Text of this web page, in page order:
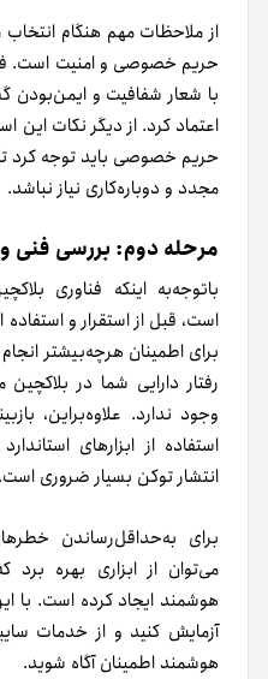
از ملاحظات مهم هنگام
حریم خصوصی و امنیت است.
با شعار شفافیت و
اعتماد کرد. از دیگر نکات
حریم خصوصی باید توجه کرد
مجدد و دوباره‌کاری نیاز نباشد.
مرحله دوم: بررسی فنی و
با‌توجه‌به اینکه فناوری
است، قبل از استقرار و استفاده
برای اطمینان هر‌چه‌بیشتر
رفتار دارایی شما در
وجود ندارد. علاوه‌براین،
استفاده از ابزارهای
انتشار توکن بسیار ضروری است.
برای به‌حداقل‌رساندن
هوشمند ایجاد کرده است. با
آزمایش کنید و از خدمات
هوشمند اطمینان آگاه شوید.